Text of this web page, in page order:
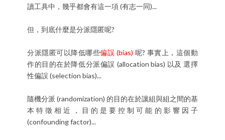
讀工具中，幾乎都會有這一項 (有志一同)...
但，到底什麼是分派隱匿呢?
分派隱匿可以降低哪些偏誤 (bias) 呢? 事實上，這個動
作的目的在於降低分派偏誤 (allocation bias) 以及 選擇
性偏誤 (selection bias)...
隨機分派 (randomization) 的目的在於讓組與組之間的基
本特徵相近，目的是要控制可能的影響因子
(confounding factor)...